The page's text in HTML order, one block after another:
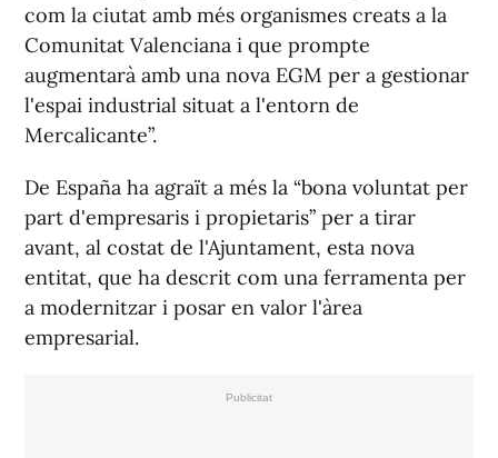
com la ciutat amb més organismes creats a la
Comunitat Valenciana i que prompte
augmentarà amb una nova EGM per a gestionar
l'espai industrial situat a l'entorn de
Mercalicante”.
De España ha agraït a més la “bona voluntat per
part d'empresaris i propietaris” per a tirar
avant, al costat de l'Ajuntament, esta nova
entitat, que ha descrit com una ferramenta per
a modernitzar i posar en valor l'àrea
empresarial.